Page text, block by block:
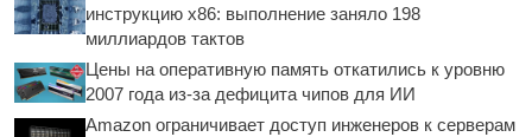
инструкцию x86: выполнение заняло 198
миллиардов тактов
Цены на оперативную память откатились к уровню
2007 года из-за дефицита чипов для ИИ
Amazon ограничивает доступ инженеров к серверам